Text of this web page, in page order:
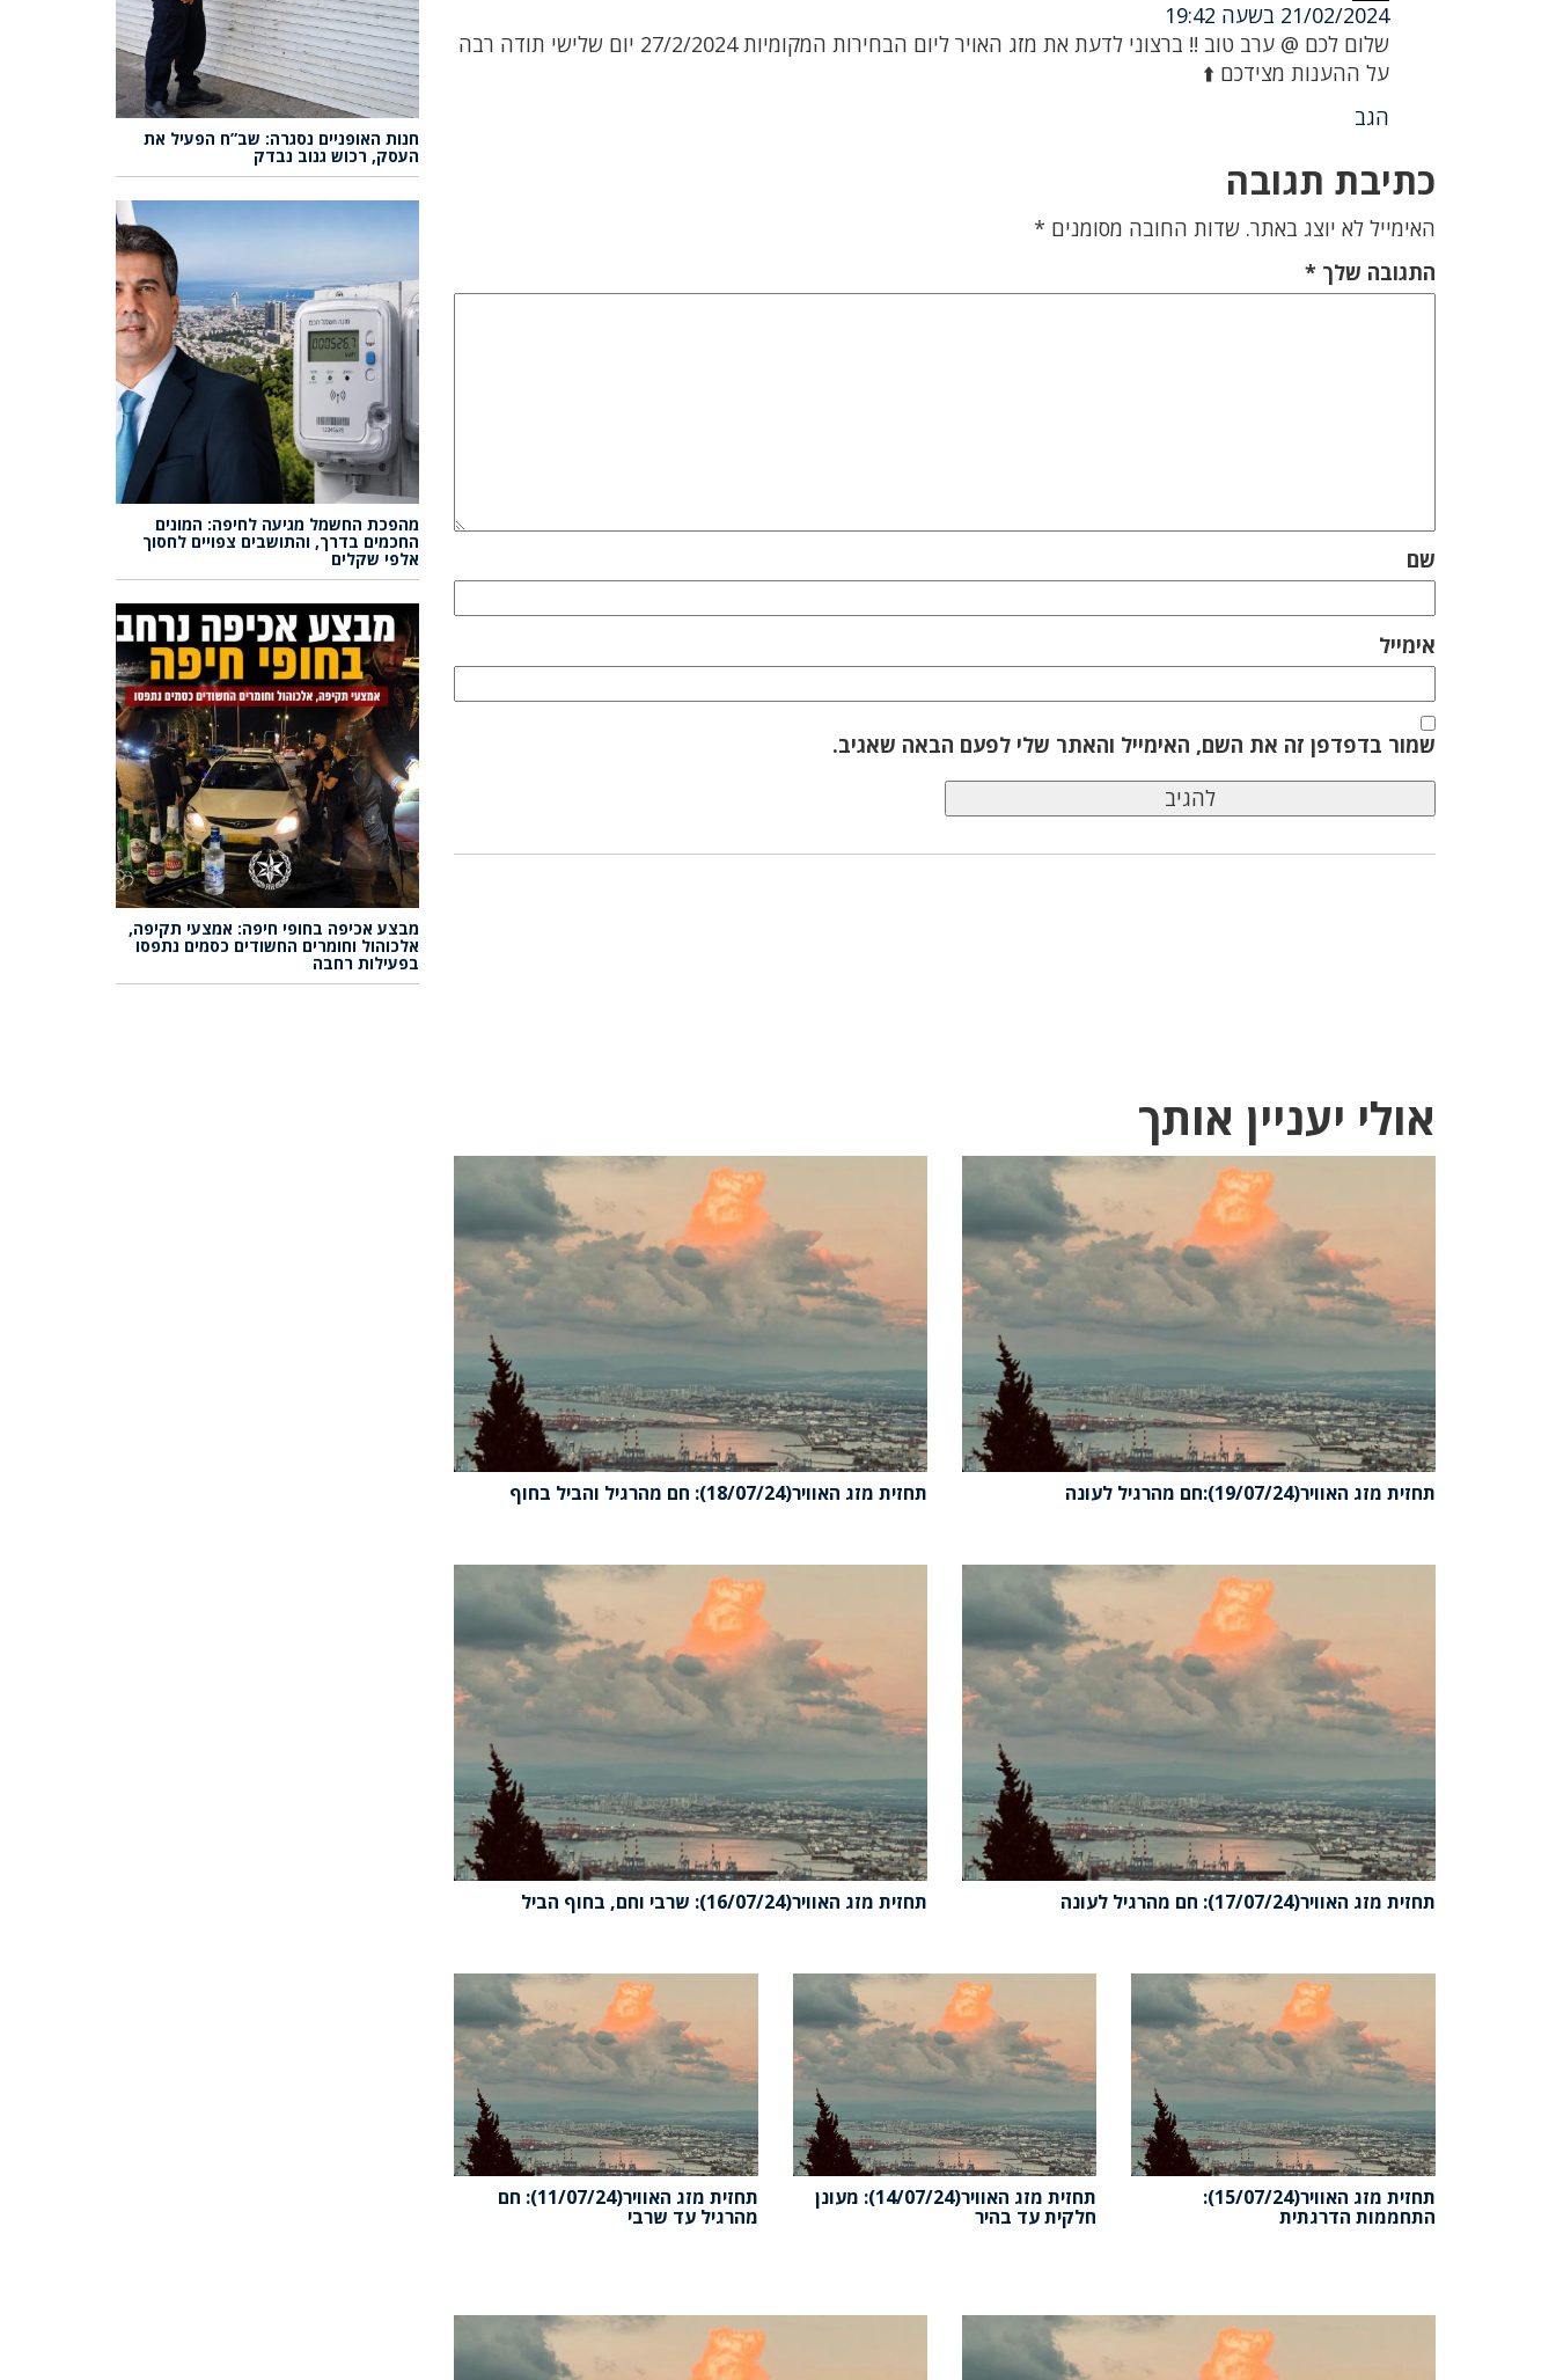
21/02/2024 בשעה 19:42
שלום לכם @ ערב טוב !! ברצוני לדעת את מזג האויר ליום הבחירות המקומיות 27/2/2024 יום שלישי תודה רבה
על ההענות מצידכם ⬆️
הגב
כתיבת תגובה
האימייל לא יוצג באתר. שדות החובה מסומנים *
התגובה שלך*
שם
אימייל
שמור בדפדפן זה את השם, האימייל והאתר שלי לפעם הבאה שאגיב.
חנות האופניים נסגרה: שב”ח הפעיל את
העסק, רכוש גנוב נבדק
מהפכת החשמל מגיעה לחיפה: המונים
החכמים בדרך, והתושבים צפויים לחסוך
אלפי שקלים
מבצע אכיפה בחופי חיפה: אמצעי תקיפה,
אלכוהול וחומרים החשודים כסמים נתפסו
בפעילות רחבה
אולי יעניין אותך
תחזית מזג האוויר(19/07/24):חם מהרגיל לעונה תחזית מזג האוויר(18/07/24): חם מהרגיל והביל בחוף
תחזית מזג האוויר(17/07/24): חם מהרגיל לעונה תחזית מזג האוויר(16/07/24): שרבי וחם, בחוף הביל
תחזית מזג האוויר(15/07/24):
התחממות הדרגתית
תחזית מזג האוויר(14/07/24): מעונן
חלקית עד בהיר
תחזית מזג האוויר(11/07/24): חם
מהרגיל עד שרבי